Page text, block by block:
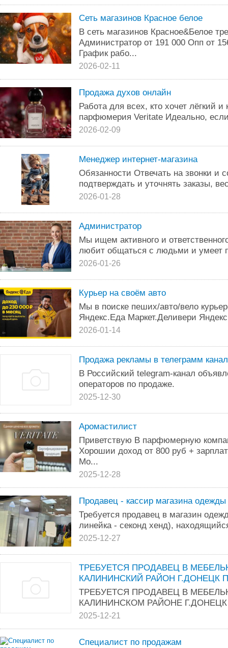
Сеть магазинов Красное белое
В сеть магазинов Красное&Белое
Администратор от 191 000 Опп от
График рабо...
2026-02-11
Продажа духов онлайн
Работа для всех, кто хочет лёгкий
парфюмерия Veritate Идеально,
2026-02-09
Менеджер интернет-магазина
Обязанности Отвечать на звонки и
подтверждать и уточнять заказы,
2026-01-28
Администратор
Мы ищем активного и
любит общаться с людьми и умеет
2026-01-26
Курьер на своём авто
Мы в поиске пеших/авто/вело
Яндекс.Еда Маркет.Деливери
2026-01-14
Продажа рекламы в телеграмм
В Российский telegram-канал
операторов по продаже.
2025-12-30
Аромастилист
Приветствую В парфюмерную
Хорошии доход от 800 руб +
Мо...
2025-12-28
Продавец - кассир магазина одежды
Требуется продавец в магазин
линейка - секонд хенд),
2025-12-27
ТРЕБУЕТСЯ ПРОДАВЕЦ В
КАЛИНИНСКИЙ РАЙОН Г.ДОНЕЦК
ТРЕБУЕТСЯ ПРОДАВЕЦ В
КАЛИНИНСКОМ РАЙОНЕ Г.ДОНЕЦК
2025-12-21
Специалист по продажам